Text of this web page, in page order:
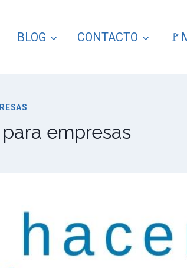
BLOG CONTACTO
empresas